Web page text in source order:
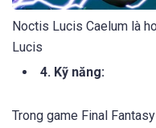
Noctis Lucis Caelum là
Lucis
4. Kỹ năng:
Trong game Final